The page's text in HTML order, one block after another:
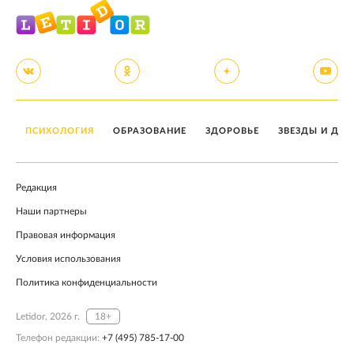
ПСИХОЛОГИЯ ОБРАЗОВАНИЕ ЗДОРОВЬЕ ЗВЕЗДЫ И
Редакция
Наши партнеры
Правовая информация
Условия использования
Политика конфиденциальности
Letidor, 2026 г. 18+
Телефон редакции: +7 (495) 785-17-00